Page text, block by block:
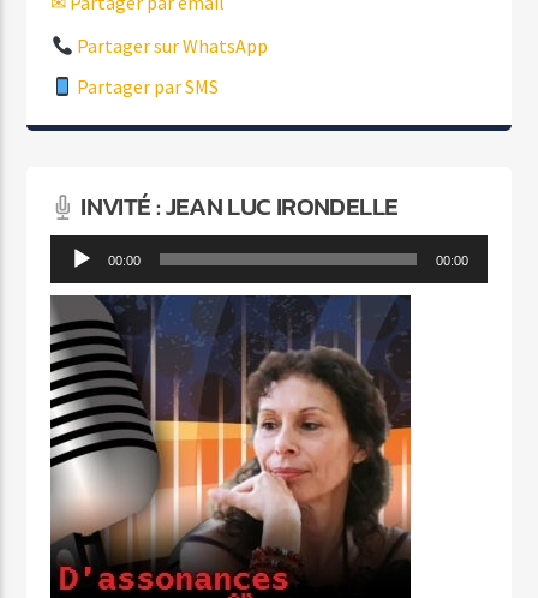
Partager sur WhatsApp
Partager par SMS
INVITÉ : JEAN LUC IRONDELLE
Lecteur
audio
00:00 00:00